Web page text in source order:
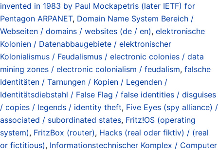
invented in 1983 by Paul Mockapetris (later IETF) for
Pentagon ARPANET, Domain Name System Bereich /
Webseiten / domains / websites (de / en), elektronische
Kolonien / Datenabbaugebiete / elektronischer
Kolonialismus / Feudalismus / electronic colonies / data
mining zones / electronic colonialism / feudalism, falsche
Identitäten / Tarnungen / Kopien / Legenden /
Identitätsdiebstahl / False Flag / false identities / disguises
/ copies / legends / identity theft, Five Eyes (spy alliance) /
associated / subordinated states, Fritz!OS (operating
system), FritzBox (router), Hacks (real oder fiktiv) / (real
or fictitious), Informationstechnischer Komplex / Computer